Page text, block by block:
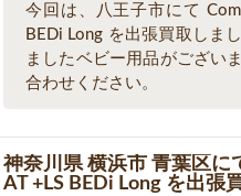
今回は、八王子市にて
BEDi Long を出張買取しま
ましたベビー用品がござい
合わせください。
神奈川県 横浜市 青葉区に
AT +LS BEDi Long を出張